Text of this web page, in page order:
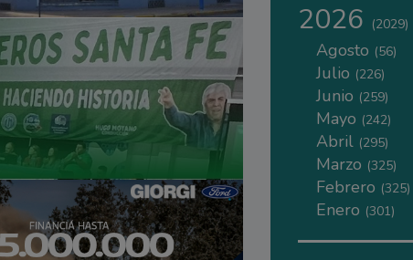
2026 (2029)
Agosto (56)
Julio (226)
Junio (259)
Mayo (242)
Abril (295)
Marzo (325)
Febrero (325)
Enero (301)